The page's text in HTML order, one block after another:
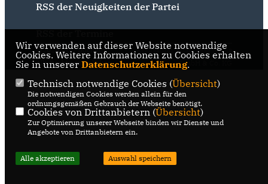
RSS der Neuigkeiten der Partei
@2026 CDU Bochum
Alle Rechte vorbehalten.
Realisation: Sharkness Media
GmbH & Co. KG
Wir verwenden auf dieser Website notwendige
Cookies. Weitere Informationen zu Cookies erhalten
Sie in unserer Datenschutzerklärung.
Technisch notwendige Cookies (Übersicht)
Die notwendigen Cookies werden allein für den
ordnungsgemäßen Gebrauch der Webseite benötigt.
Cookies von Drittanbietern (Übersicht)
Zur Optimierung unserer Webseite binden wir Dienste und
Angebote von Drittanbietern ein.
Alle akzeptieren Auswahl speichern